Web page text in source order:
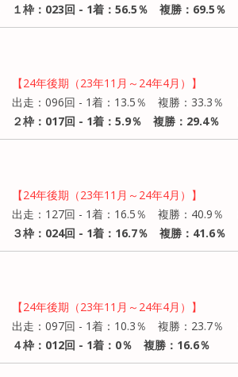
１枠：023回 - 1着：56.5％ 複勝：69.5％
【24年後期（23年11月～24年4月）】
出走：096回 - 1着：13.5％ 複勝：33.3％
２枠：017回 - 1着：5.9％ 複勝：29.4％
【24年後期（23年11月～24年4月）】
出走：127回 - 1着：16.5％ 複勝：40.9％
３枠：024回 - 1着：16.7％ 複勝：41.6％
【24年後期（23年11月～24年4月）】
出走：097回 - 1着：10.3％ 複勝：23.7％
４枠：012回 - 1着：0％ 複勝：16.6％